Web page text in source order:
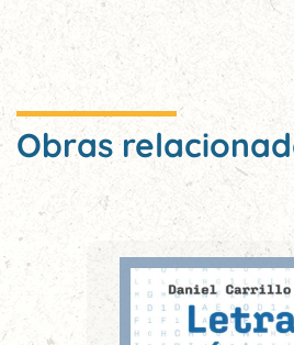
Obras